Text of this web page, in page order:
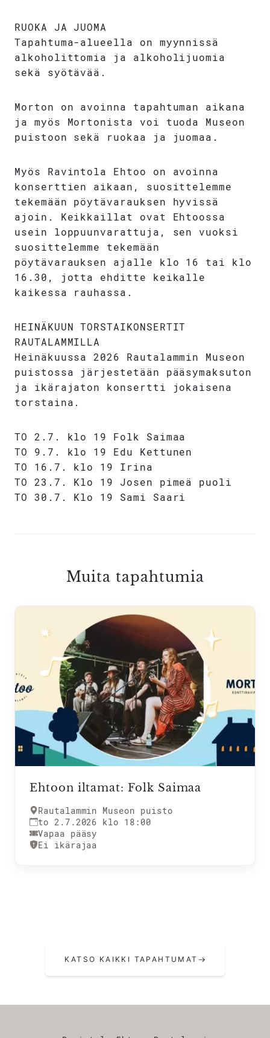
RUOKA JA JUOMA
Tapahtuma-alueella on myynnissä
alkoholittomia ja alkoholijuomia
sekä syötävää.
Morton on avoinna tapahtuman aikana
ja myös Mortonista voi tuoda Museon
puistoon sekä ruokaa ja juomaa.
Myös Ravintola Ehtoo on avoinna
konserttien aikaan, suosittelemme
tekemään pöytävarauksen hyvissä
ajoin. Keikkaillat ovat Ehtoossa
usein loppuunvarattuja, sen vuoksi
suosittelemme tekemään
pöytävarauksen ajalle klo 16 tai klo
16.30, jotta ehditte keikalle
kaikessa rauhassa.
HEINÄKUUN TORSTAIKONSERTIT
RAUTALAMMILLA
Heinäkuussa 2026 Rautalammin Museon
puistossa järjestetään pääsymaksuton
ja ikärajaton konsertti jokaisena
torstaina.
TO 2.7. klo 19 Folk Saimaa
TO 9.7. klo 19 Edu Kettunen
TO 16.7. klo 19 Irina
TO 23.7. Klo 19 Josen pimeä puoli
TO 30.7. Klo 19 Sami Saari
Muita tapahtumia
Ehtoon iltamat: Folk Saimaa
Rautalammin Museon puisto
to 2.7.2026 klo 18:00
Vapaa pääsy
Ei ikärajaa
KATSO KAIKKI TAPAHTUMAT